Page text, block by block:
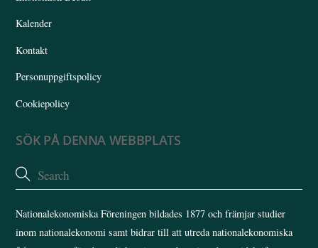
Kalender
Kontakt
Personuppgiftspolicy
Cookiepolicy
SÖK PÅ DENNA WEBBPLATS
Nationalekonomiska Föreningen bildades 1877 och främjar studier
inom nationalekonomi samt bidrar till att utreda nationalekonomiska